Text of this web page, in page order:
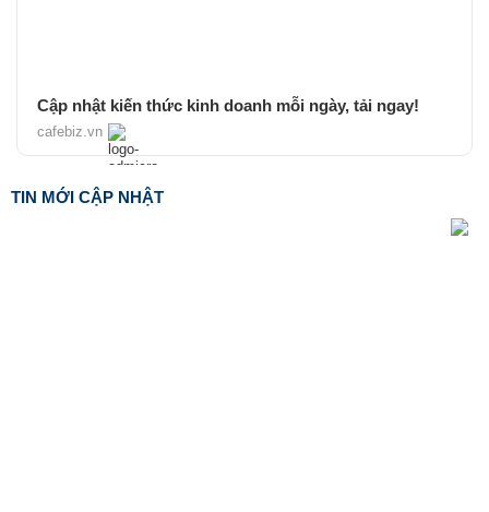
Cập nhật kiến thức kinh doanh mỗi ngày, tải ngay!
cafebiz.vn
TIN MỚI CẬP NHẬT